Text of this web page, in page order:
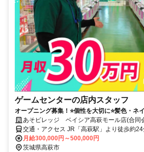
ゲームセンターの店内スタッフ
オープニング募集！⭐個性を大切に⭐髪色・ネ
あそビレッジ ベイシア高萩モール店(合同
交通・アクセス JR「高萩駅」より徒歩約
月給300,000円～500,000円
茨城県高萩市